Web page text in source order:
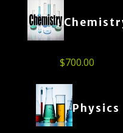
$700.00
Physics